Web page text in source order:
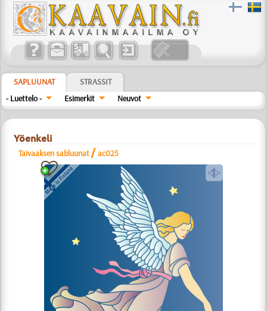
SAPLUUNAT
STRASSIT
- Luettelo -
Esimerkit Neuvot
Yöenkeli
Taivaaksen sabluunat /ac025
a